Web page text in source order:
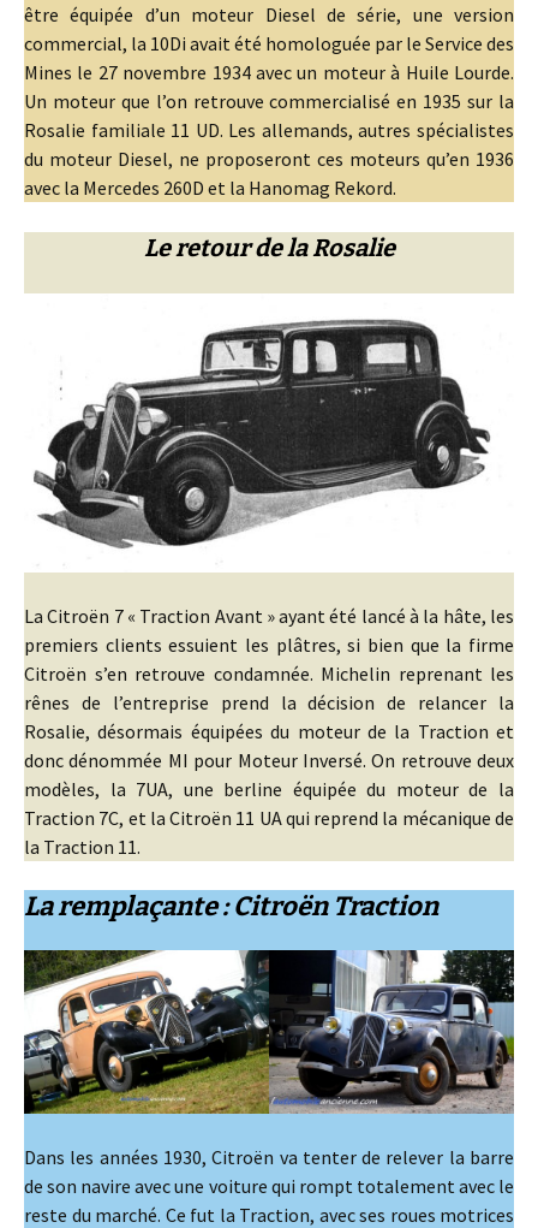
être équipée d’un moteur Diesel de série, une version
commercial, la 10Di avait été homologuée par le Service des
Mines le 27 novembre 1934 avec un moteur à Huile Lourde.
Un moteur que l’on retrouve commercialisé en 1935 sur la
Rosalie familiale 11 UD. Les allemands, autres spécialistes
du moteur Diesel, ne proposeront ces moteurs qu’en 1936
avec la Mercedes 260D et la Hanomag Rekord.
Le retour de la Rosalie
La Citroën 7 « Traction Avant » ayant été lancé à la hâte, les
premiers clients essuient les plâtres, si bien que la firme
Citroën s’en retrouve condamnée. Michelin reprenant les
rênes de l’entreprise prend la décision de relancer la
Rosalie, désormais équipées du moteur de la Traction et
donc dénommée MI pour Moteur Inversé. On retrouve deux
modèles, la 7UA, une berline équipée du moteur de la
Traction 7C, et la Citroën 11 UA qui reprend la mécanique de
la Traction 11.
La remplaçante : Citroën Traction
Dans les années 1930, Citroën va tenter de relever la barre
de son navire avec une voiture qui rompt totalement avec le
reste du marché. Ce fut la Traction, avec ses roues motrices